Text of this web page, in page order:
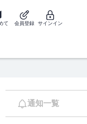
て 会員登録 サインイン
通知一覧